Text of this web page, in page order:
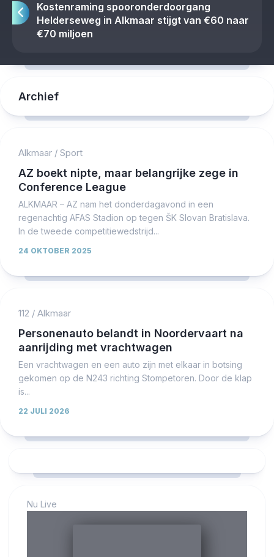
Kostenraming spooronderdoorgang
Helderseweg in Alkmaar stijgt van €60 naar
€70 miljoen
Archief
Alkmaar / Sport
AZ boekt nipte, maar belangrijke zege in
Conference League
ALKMAAR – AZ nam het donderdagavond in een
regenachtig AFAS Stadion op tegen ŠK Slovan Bratislava.
In de tweede competitiewedstrijd...
24 OKTOBER 2025
112 / Alkmaar
Personenauto belandt in Noordervaart na
aanrijding met vrachtwagen
Een vrachtwagen en een auto zijn met elkaar in botsing
gekomen op de N243 richting Stompetoren. Door de klap
is...
22 JULI 2026
Nu Live